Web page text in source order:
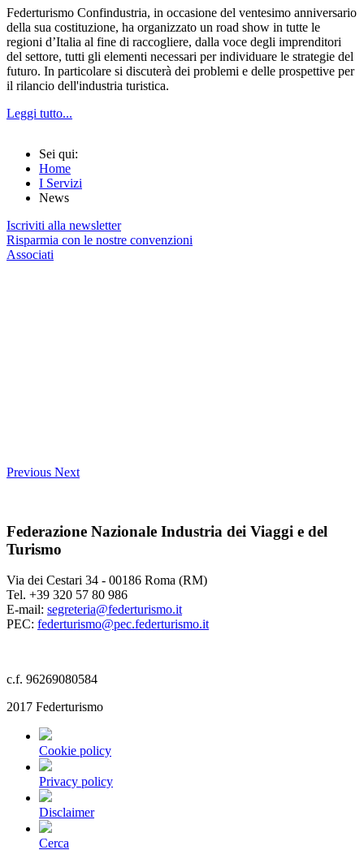
Federturismo Confindustria, in occasione del ventesimo anniversario
della sua costituzione, ha organizzato un road show in tutte le
regioni d’Italia al fine di raccogliere, dalla voce degli imprenditori
del settore, tutti gli elementi necessari per individuare le strategie del
futuro. In particolare si discuterà dei problemi e delle prospettive per
il rilancio dell'industria turistica.
Leggi tutto...
Sei qui:
Home
I Servizi
News
Iscriviti alla newsletter
Risparmia con le nostre convenzioni
Associati
Previous Next
Federazione Nazionale Industria dei Viaggi e del
Turismo
Via dei Cestari 34 - 00186 Roma (RM)
Tel. +39 320 57 80 986
E-mail: segreteria@federturismo.it
PEC: federturismo@pec.federturismo.it
c.f. 96269080584
2017 Federturismo
Cookie policy
Privacy policy
Disclaimer
Cerca